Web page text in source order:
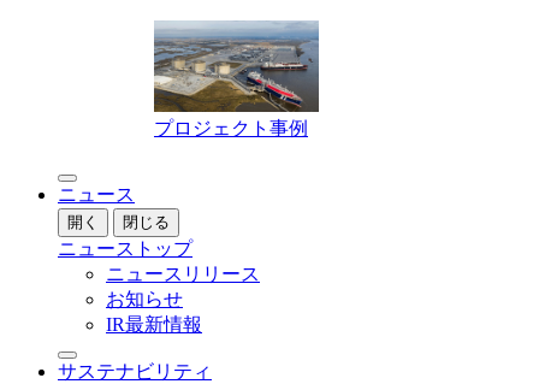
プロジェクト事例
ニュース
開く 閉じる
ニューストップ
ニュースリリース
お知らせ
IR最新情報
サステナビリティ